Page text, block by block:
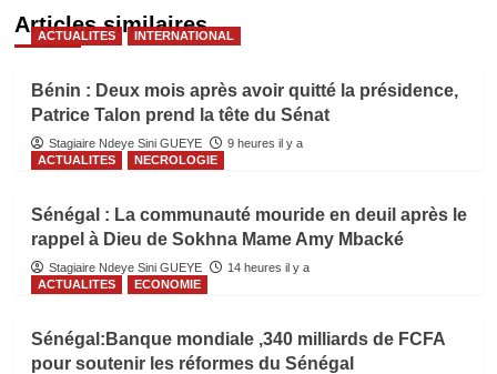
Articles similaires
ACTUALITES INTERNATIONAL
Bénin : Deux mois après avoir quitté la présidence,
Patrice Talon prend la tête du Sénat
Stagiaire Ndeye Sini GUEYE
9 heures il y a
ACTUALITES
NECROLOGIE
Sénégal : La communauté mouride en deuil après le
rappel à Dieu de Sokhna Mame Amy Mbacké
Stagiaire Ndeye Sini GUEYE
14 heures il y a
ACTUALITES
ECONOMIE
Sénégal:Banque mondiale ,340 milliards de FCFA
pour soutenir les réformes du Sénégal